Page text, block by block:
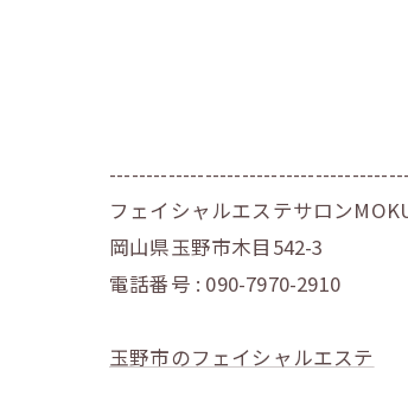
フェイシャルエステサロン
岡山県玉野市木目542-3
電話番号 : 090-7970-2910
玉野市のフェイシャルエステ